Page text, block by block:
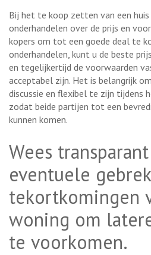
Bij het te koop zetten van een
onderhandelen over de prijs en
kopers om tot een goede deal te
onderhandelen, kunt u de beste
en tegelijkertijd de voorwaarden
acceptabel zijn. Het is belangrijk
discussie en flexibel te zijn tijdens
zodat beide partijen tot een
kunnen komen.
Wees
eventuele
tekortkomingen
woning om
te voorkomen.